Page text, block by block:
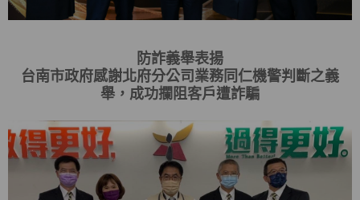
防詐義舉表揚
台南市政府感謝北府分公司業務同仁機警判斷之義
舉，成功攔阻客戶遭詐騙